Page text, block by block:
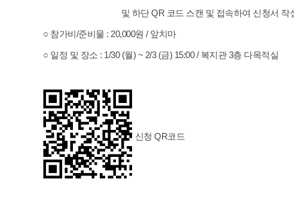
및 하단 QR 코드 스캔 및 접속하여 신청서 작
○ 참가비/준비물 : 20,000원 / 앞치마
○ 일정 및 장소 : 1/30 (월) ~ 2/3 (금) 15:00 / 복지관 3층 다목적실
신청 QR코드